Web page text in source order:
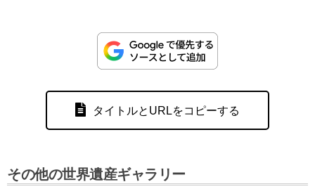
タイトルとURLをコピーする
その他の世界遺産ギャラリー